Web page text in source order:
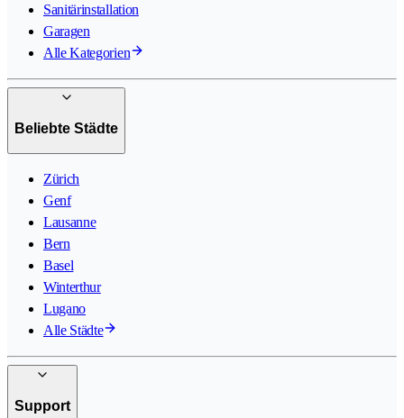
Sanitärinstallation
Garagen
Alle Kategorien
Beliebte Städte
Zürich
Genf
Lausanne
Bern
Basel
Winterthur
Lugano
Alle Städte
Support